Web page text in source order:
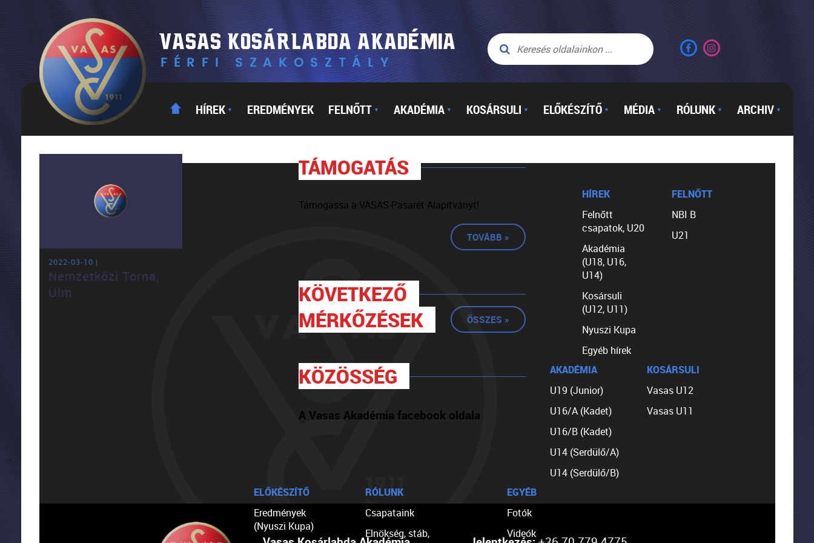
HÍREK ▼ EREDMÉNYEK FELNŐTT ▼ AKADÉMIA ▼ KOSÁRSULI ▼ ELŐKÉSZÍTŐ ▼ MÉDIA ▼ RÓLUNK ▼ ARCHIV ▼
2022-03-10 |
Nemzetközi Torna,
Ulm
TÁMOGATÁS
Támogassa a VASAS-Pasarét Alapítványt!
TOVÁBB »
KÖVETKEZŐ
MÉRKŐZÉSEK
ÖSSZES »
KÖZÖSSÉG
A Vasas Akadémia facebook oldala
HÍREK
Felnőtt
csapatok, U20
Akadémia
(U18, U16,
U14)
Kosársuli
(U12, U11)
Nyuszi Kupa
Egyéb hírek
FELNŐTT
NBI B
U21
AKADÉMIA
U19 (Junior)
U16/A (Kadet)
U16/B (Kadet)
U14 (Serdülő/A)
U14 (Serdülő/B)
KOSÁRSULI
Vasas U12
Vasas U11
ELŐKÉSZÍTŐ
Eredmények
(Nyuszi Kupa)
RÓLUNK
Csapataink
Elnökség, stáb,
EGYÉB
Fotók
Videók